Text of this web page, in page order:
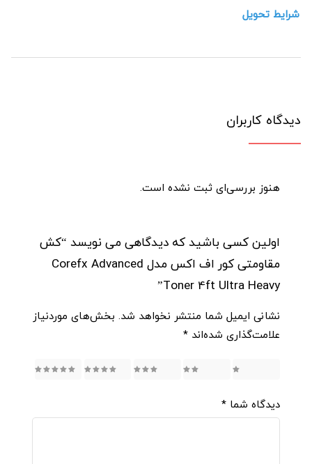
شرایط تحویل
دیدگاه کاربران
هنوز بررسی‌ای ثبت نشده است.
اولین کسی باشید که دیدگاهی می نویسد “کش
مقاومتی کور اف اکس مدل Corefx Advanced
Toner 4ft Ultra Heavy”
نشانی ایمیل شما منتشر نخواهد شد. بخش‌های موردنیاز
علامت‌گذاری شده‌اند *
5
دیدگاه شما *